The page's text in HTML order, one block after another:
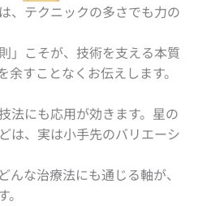
、テクニックの多さでも力の
」こそが、技術を支える本質
すことなくお伝えします。
法にも応用が効きます。星の
は、実は小手先のバリエーシ
んな治療法にも通じる軸が、